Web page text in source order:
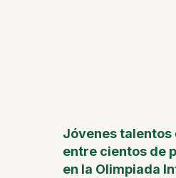
Jóvenes talentos
entre cientos de
en la Olimpiada